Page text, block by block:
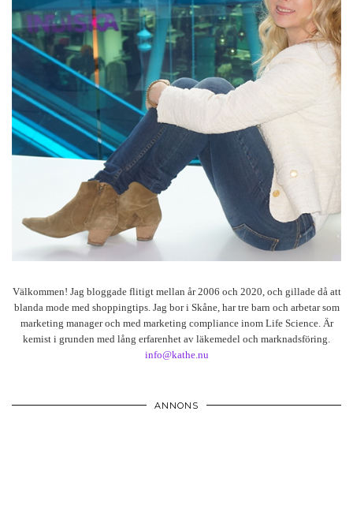
Välkommen! Jag bloggade flitigt mellan år 2006 och 2020, och gillade då att
blanda mode med shoppingtips. Jag bor i Skåne, har tre barn och arbetar som
marketing manager och med marketing compliance inom Life Science. Är
kemist i grunden med lång erfarenhet av läkemedel och marknadsföring.
info@kathe.nu
ANNONS